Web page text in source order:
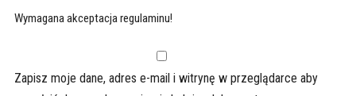
Wymagana akceptacja regulaminu!
Zapisz moje dane, adres e-mail i witrynę w przeglądarce aby